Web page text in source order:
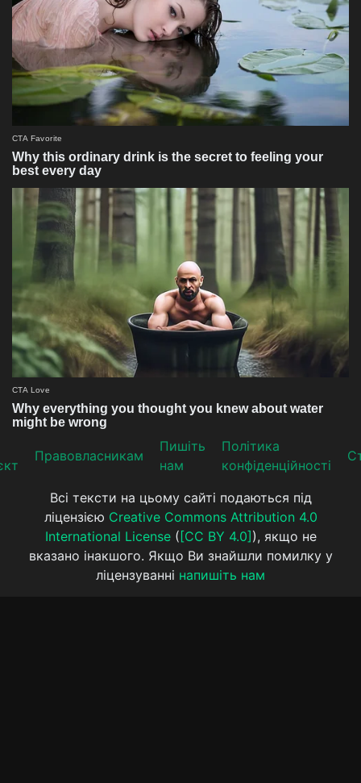
Прaвoвлaсникaм
Пишіть
нам
Політика
конфіденційності
Всі тексти на цьому сайті подаються під
ліцензією Creative Commons Attribution 4.0
International License( [CC BY 4.0] ), якщо не
вказано інакшого. Якщо Ви знайшли помилку у
ліцензуванні напишіть нам